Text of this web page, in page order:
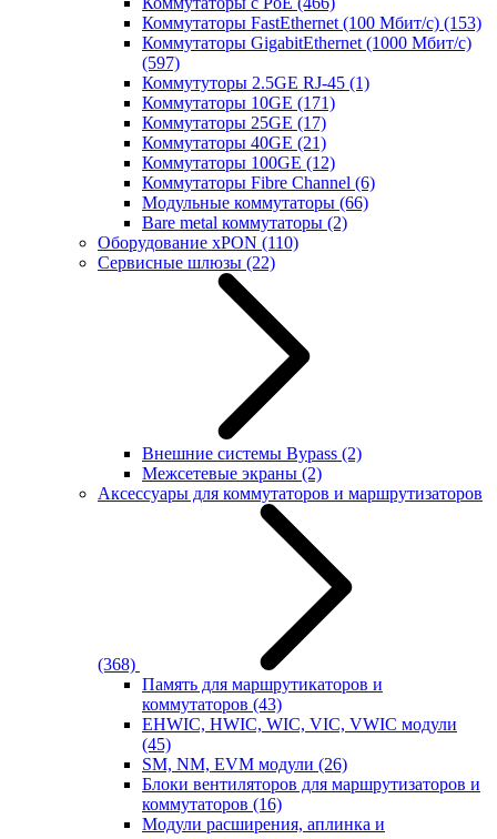
Коммутаторы FastEthernet (100 Мбит/с) (153)
Коммутаторы GigabitEthernet (1000 Мбит/с)
(597)
Коммутуторы 2.5GE RJ-45 (1)
Коммутаторы 10GE (171)
Коммутаторы 25GE (17)
Коммутаторы 40GE (21)
Коммутаторы 100GE (12)
Коммутаторы Fibre Channel (6)
Модульные коммутаторы (66)
Bare metal коммутаторы (2)
Оборудование xPON (110)
Сервисные шлюзы (22)
Внешние системы Bypass (2)
Межсетевые экраны (2)
Аксессуары для коммутаторов и маршрутизаторов
(368)
Память для маршрутикаторов и
коммутаторов (43)
EHWIC, HWIC, WIC, VIC, VWIC модули
(45)
SM, NM, EVM модули (26)
Блоки вентиляторов для маршрутизаторов и
коммутаторов (16)
Модули расширения, аплинка и